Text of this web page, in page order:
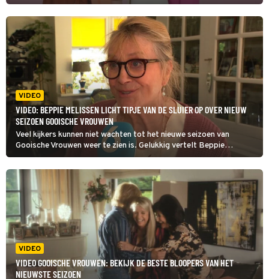
Gooische Vrouwen. Ze keren terug op SBS6 en op Videoland. Vanaf
wanneer? Lees snel verder.
VIDEO
VIDEO: BEPPIE MELISSEN LICHT TIPJE VAN DE SLUIER OP OVER NIEUW
SEIZOEN GOOISCHE VROUWEN
Veel kijkers kunnen niet wachten tot het nieuwe seizoen van
Gooische Vrouwen weer te zien is. Gelukkig vertelt Beppie
Melissen, die tante Cor speelt in de serie, alvast wat we kunnen
verwachten.
VIDEO
VIDEO GOOISCHE VROUWEN: BEKIJK DE BESTE BLOOPERS VAN HET
NIEUWSTE SEIZOEN